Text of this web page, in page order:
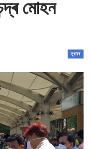
মোহন
সুখবৰ